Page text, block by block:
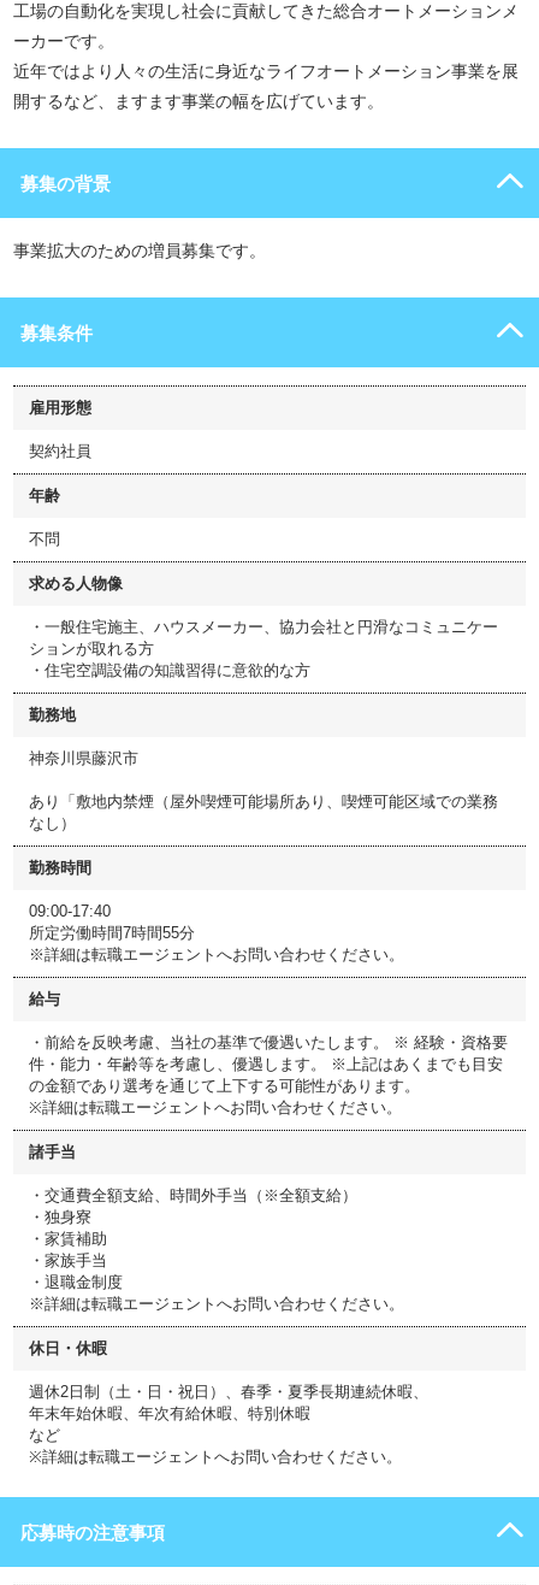
工場の自動化を実現し社会に貢献してきた総合オートメーションメ
ーカーです。
近年ではより人々の生活に身近なライフオートメーション事業を展
開するなど、ますます事業の幅を広げています。
募集の背景
事業拡大のための増員募集です。
募集条件
雇用形態
契約社員
年齢
不問
求める人物像
・一般住宅施主、ハウスメーカー、協力会社と円滑なコミュニケー
ションが取れる方
・住宅空調設備の知識習得に意欲的な方
勤務地
神奈川県藤沢市
あり「敷地内禁煙（屋外喫煙可能場所あり、喫煙可能区域での業務
なし）
勤務時間
09:00-17:40
所定労働時間7時間55分
※詳細は転職エージェントへお問い合わせください。
給与
・前給を反映考慮、当社の基準で優遇いたします。 ※ 経験・資格要
件・能力・年齢等を考慮し、優遇します。 ※上記はあくまでも目安
の金額であり選考を通じて上下する可能性があります。
※詳細は転職エージェントへお問い合わせください。
諸手当
・交通費全額支給、時間外手当（※全額支給）
・独身寮
・家賃補助
・家族手当
・退職金制度
※詳細は転職エージェントへお問い合わせください。
休日・休暇
週休2日制（土・日・祝日）、春季・夏季長期連続休暇、
年末年始休暇、年次有給休暇、特別休暇
など
※詳細は転職エージェントへお問い合わせください。
応募時の注意事項